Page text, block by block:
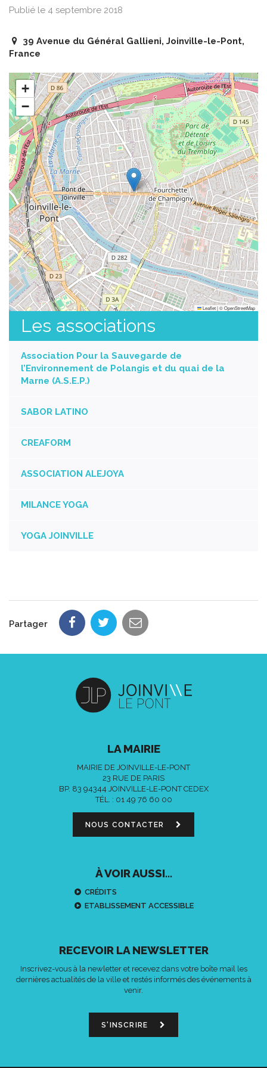
Publié le 4 septembre 2018
39 Avenue du Général Gallieni, Joinville-le-Pont,
France
+
−
Leaflet|©OpenStreetMap
Les associations
Association Pour la Sauvegarde de
l’Environnement de Polangis et du quai de la
Marne (A.S.E.P.)
SABOR LATINO
CREAFORM
ASSOCIATION ALEJOYA
MILANCE YOGA
YOGA JOINVILLE
Partager
LA MAIRIE
MAIRIE DE JOINVILLE-LE-PONT
23 RUE DE PARIS
BP. 83 94344 JOINVILLE-LE-PONT CEDEX
TÉL. : 01 49 76 60 00
NOUS CONTACTER
À VOIR AUSSI...
CRÉDITS
ETABLISSEMENT ACCESSIBLE
RECEVOIR LA NEWSLETTER
Inscrivez-vous à la newletter et recevez dans votre boîte mail les
dernières actualités de la ville et restés informés des événements à
venir.
S'INSCRIRE